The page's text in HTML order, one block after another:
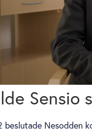
Sensio
beslutade Nesodden